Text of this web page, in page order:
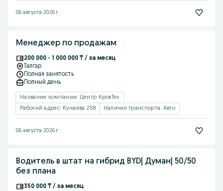
06 августа 2026 г.
Менеджер по продажам
200 000 - 1 000 000 ₸ / за месяц
Талгар
Полная занятость
Полный день
Название компании: Центр КровТех
Рабочий адрес: Кунаева 258
Наличие транспорта: Авто
06 августа 2026 г.
Водитель в штат на гибрид BYD| Думан| 50/50
без плана
350 000 ₸ / за месяц